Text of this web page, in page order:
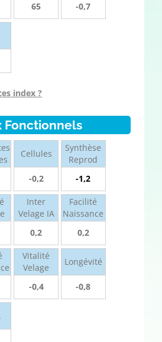
65 -0,7
index ?
Fonctionnels
Cellules
-0,2
Synthèse
Reprod
-1,2
Inter
Velage IA
0,2
Facilité
Naissance
0,2
Vitalité
Velage
-0,4
Longévité
-0,8